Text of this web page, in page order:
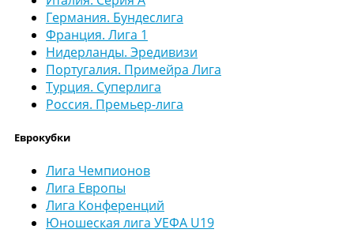
Германия. Бундеслига
Франция. Лига 1
Нидерланды. Эредивизи
Португалия. Примейра Лига
Турция. Суперлига
Россия. Премьер-лига
Еврокубки
Лига Чемпионов
Лига Европы
Лига Конференций
Юношеская лига УЕФА U19